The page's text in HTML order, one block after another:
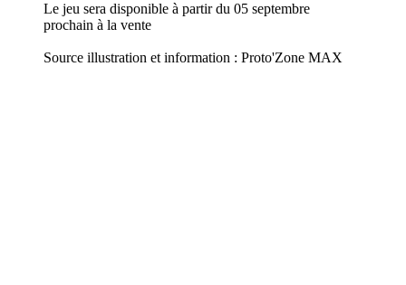
Le jeu sera disponible à partir du 05 septembre
prochain à la vente
Source illustration et information : Proto'Zone MAX